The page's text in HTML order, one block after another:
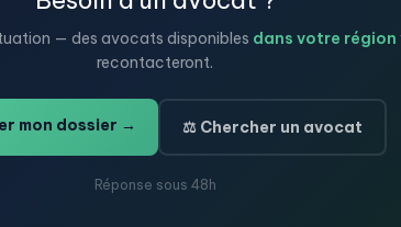
— des avocats disponibles dans votre région
recontacteront.
mon dossier → ⚖️ Chercher un avocat
Réponse sous 48h